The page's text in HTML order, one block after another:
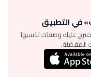
في التطبيق
عليك وصفات تناسبها